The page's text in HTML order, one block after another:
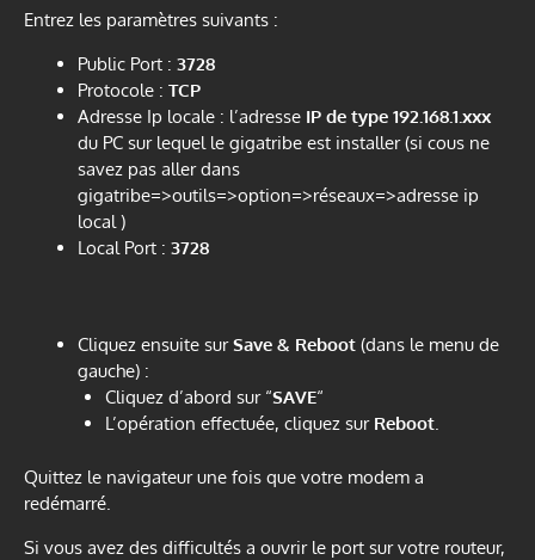
Entrez les paramètres suivants :
Public Port : 3728
Protocole : TCP
Adresse Ip locale : l’adresse IP de type 192.168.1.xxx
du PC sur lequel le gigatribe est installer (si cous ne
savez pas aller dans
gigatribe=>outils=>option=>réseaux=>adresse ip
local )
Local Port : 3728
Cliquez ensuite surSave & Reboot (dans le menu de
gauche) :
Cliquez d’abord sur “SAVE“
L’opération effectuée, cliquez sur Reboot.
Quittez le navigateur une fois que votre modem a
redémarré.
Si vous avez des difficultés a ouvrir le port sur votre routeur,